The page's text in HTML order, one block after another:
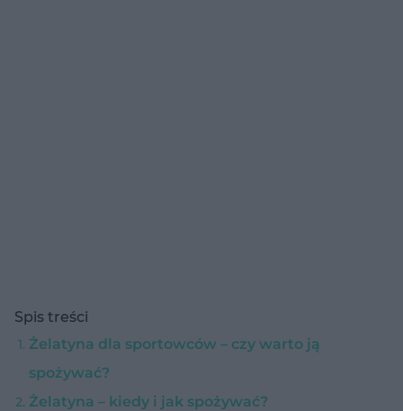
Spis treści
Żelatyna dla sportowców – czy warto ją
spożywać?
Żelatyna – kiedy i jak spożywać?